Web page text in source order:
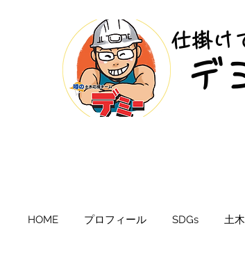
仕掛け
デ
HOME プロフィール SDGs 土